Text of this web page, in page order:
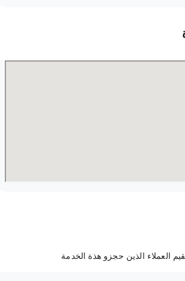
العملاء الذين حجزو هذة الخدمة